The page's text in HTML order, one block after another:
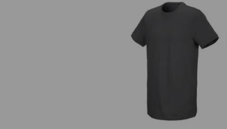
e.s. T-Shirt cotton stretch, long fit